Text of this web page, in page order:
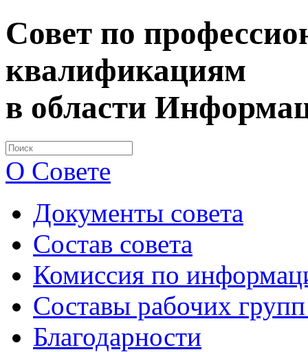
Совет по
квалификациям
в области
О Совете
Документы совета
Состав совета
Комиссия по
Составы рабочих
Благодарности